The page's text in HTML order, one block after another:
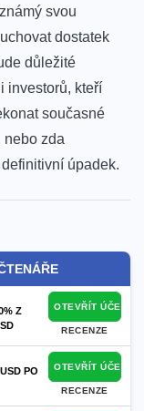
svou
dostatek
důležité‌
investorů,​ kteří⁤
současné
nebo⁢ zda
úpadek.
Z
OTEVŘÍT ÚČET
RECENZE
PO
OTEVŘÍT ÚČET
RECENZE